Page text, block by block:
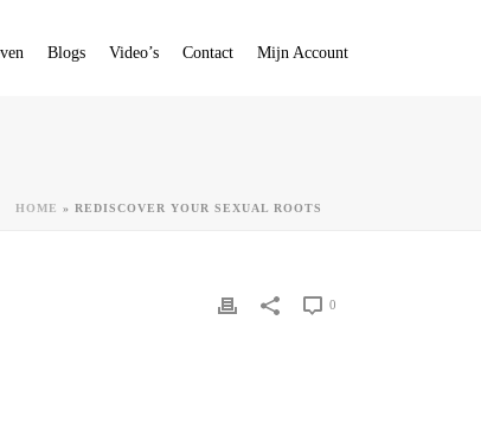
Blogs Video’s Contact Mijn Account
HOME » REDISCOVER YOUR SEXUAL ROOTS
0